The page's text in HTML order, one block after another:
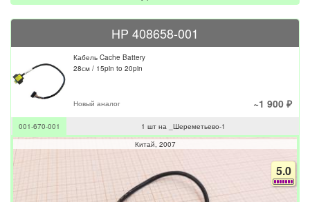
HP 408658-001
Кабель Cache Battery
28см / 15pin to 20pin
Новый аналог ~1 900 ₽
001-670-001
1 шт на _Шереметьево-1
Китай 2007
5.0